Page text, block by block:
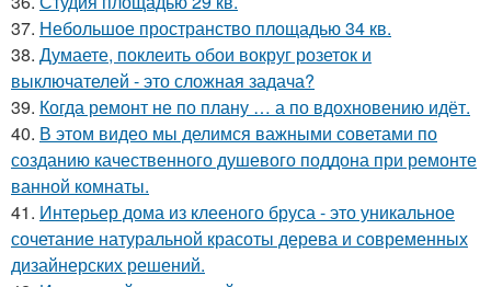
37. Небольшое пространство площадью 34 кв.
38. Думаете, поклеить обои вокруг розеток и
выключателей - это сложная задача?
39. Когда ремонт не по плану … а по вдохновению идёт.
40. В этом видео мы делимся важными советами по
созданию качественного душевого поддона при ремонте
ванной комнаты.
41. Интерьер дома из клееного бруса - это уникальное
сочетание натуральной красоты дерева и современных
дизайнерских решений.